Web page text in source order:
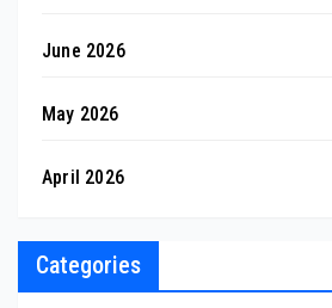
June 2026
May 2026
April 2026
Categories